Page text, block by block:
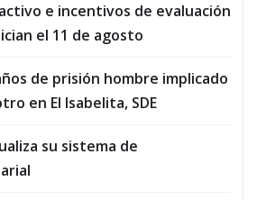
e incentivos de evaluación
el 11 de agosto
de prisión hombre implicado
en El Isabelita, SDE
su sistema de